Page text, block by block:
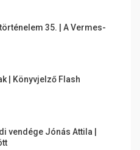
35. | A Vermes-
| Könyvjelző Flash
vendége Jónás Attila |